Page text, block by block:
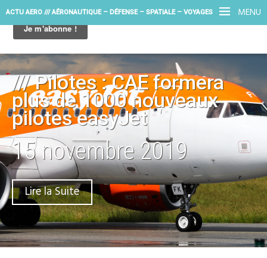
MENU
ACTU AERO /// AÉRONAUTIQUE – DÉFENSE – SPATIALE – VOYAGES
/// Pilotes : CAE formera
plus de 1000 nouveaux
pilotes easyJet
15 novembre 2019
Lire la Suite